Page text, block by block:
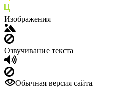
Изображения
Озвучивание текста
Обычная версия сайта